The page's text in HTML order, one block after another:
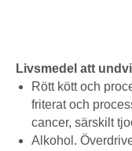
Livsmedel att
Rött kött och
friterat och
cancer, särskilt
Alkohol.